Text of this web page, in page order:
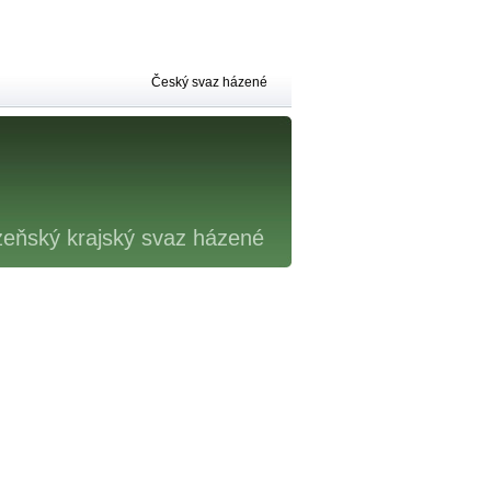
krajský svaz házené
Český svaz házené